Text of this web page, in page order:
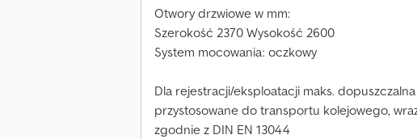
Otwory drzwiowe w mm:
Szerokość 2370 Wysokość 2600
System mocowania: oczkowy
Dla rejestracji/eksploatacji maks.
przystosowane do transportu kolejowego,
zgodnie z DIN EN 13044